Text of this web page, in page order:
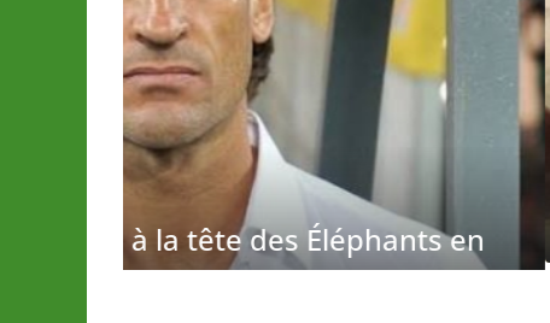
ECONOMIE
LOTO DETENTE”, un
dès le 02 août 2026
juillet 30, 2026 La Redaction